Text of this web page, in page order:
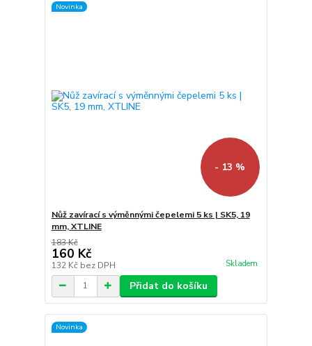
Novinka
- 13 %
Nůž zavírací s výměnnými čepelemi 5 ks | SK5, 19
mm, XTLINE
183 Kč
160 Kč
132 Kč bez DPH Skladem
Přidat do košíku
Novinka